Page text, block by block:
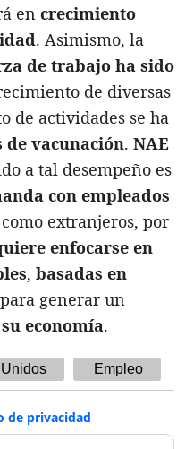
en crecimiento
. Asimismo, la
de trabajo ha sido
de diversas
de actividades se ha
de vacunación. NAE
a tal desempeño es
con empleados
extranjeros, por
enfocarse en
, basadas en
generar un
economía.
Empleo
de privacidad